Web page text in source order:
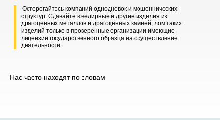
Остерегайтесь компаний однодневок и мошеннических
структур. Сдавайте ювелирные и другие изделия из
драгоценных металлов и драгоценных камней, лом таких
изделий только в проверенные организации имеющие
лицензии государственного образца на осуществление
деятельности.
Нас часто находят по словам